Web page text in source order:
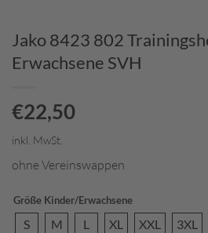
Jako 8423 802
Erwachsene SVH
€22,50
inkl. MwSt.
ohne Vereinswappen
Größe Kinder/Erwachsene
S M L XL XXL 3XL